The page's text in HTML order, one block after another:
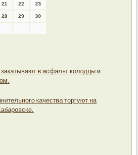
21 22 23
28 29 30
в асфальт колодцы и
качества торгуют на